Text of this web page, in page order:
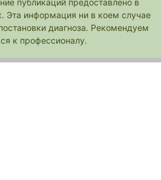
Эта информация ни в коем случае
диагноза. Рекомендуем
к профессионалу.